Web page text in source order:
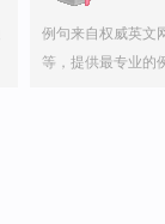
例句来自权威英文
等，提供最专业的